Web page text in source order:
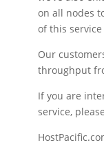
on all nodes
of this service
Our
throughput
If you are
service,